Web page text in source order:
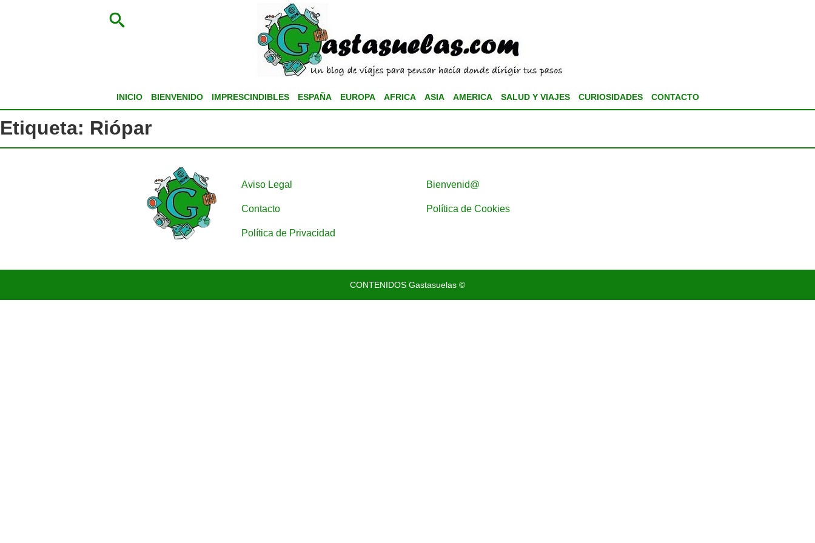
INICIO BIENVENIDO IMPRESCINDIBLES ESPAÑA EUROPA AFRICA ASIA AMERICA SALUD Y VIAJES CURIOSIDADES CONTACTO
Etiqueta: Riópar
Aviso Legal Bienvenid@
Contacto Política de Cookies
Política de Privacidad
CONTENIDOS Gastasuelas ©